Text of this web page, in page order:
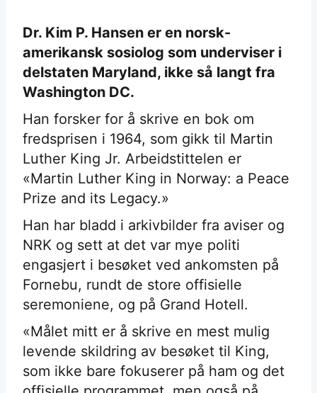
Dr. Kim P. Hansen er en norsk-
amerikansk sosiolog som underviser i
delstaten Maryland, ikke så langt fra
Washington DC.
Han forsker for å skrive en bok om
fredsprisen i 1964, som gikk til Martin
Luther King Jr. Arbeidstittelen er
«Martin Luther King in Norway: a Peace
Prize and its Legacy.»
Han har bladd i arkivbilder fra aviser og
NRK og sett at det var mye politi
engasjert i besøket ved ankomsten på
Fornebu, rundt de store offisielle
seremoniene, og på Grand Hotell.
«Målet mitt er å skrive en mest mulig
levende skildring av besøket til King,
som ikke bare fokuserer på ham og det